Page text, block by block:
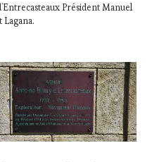
Président Manuel